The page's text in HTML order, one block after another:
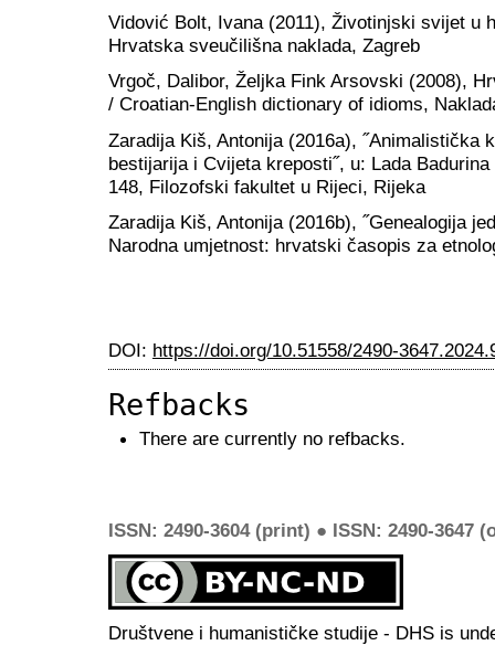
Vidović Bolt, Ivana (2011), Životinjski svijet u
Hrvatska sveučilišna naklada, Zagreb
Vrgoč, Dalibor, Željka Fink Arsovski (2008),
/ Croatian-English dictionary of idioms,
Zaradija Kiš, Antonija (2016a), ˝Animalistička
bestijarija i Cvijeta kreposti˝, u: Lada
148, Filozofski fakultet u Rijeci, Rijeka
Zaradija Kiš, Antonija (2016b), ˝Genealogija
Narodna umjetnost: hrvatski časopis za
DOI: https://doi.org/10.51558/2490-
Refbacks
There are currently no refbacks.
ISSN: 2490-3604 (print) ● ISSN: 2490-3647
Društvene i humanističke studije - DHS is